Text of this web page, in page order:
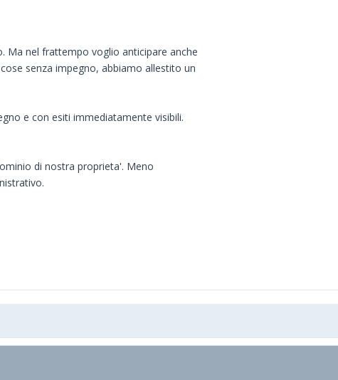
Ma nel frattempo voglio anticipare anche
senza impegno, abbiamo allestito un
e con esiti immediatamente visibili.
di nostra proprieta'. Meno